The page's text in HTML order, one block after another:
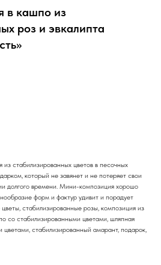
в кашпо из
роз и эвкалипта
стабилизированных цветов в песочных
который не завянет и не потеряет свои
долгого времени. Мини-композиция хорошо
форм и фактур удивит и порадует
стабилизированные розы, композиция из
со стабилизированными цветами, шляпная
стабилизированный амарант, подарок,